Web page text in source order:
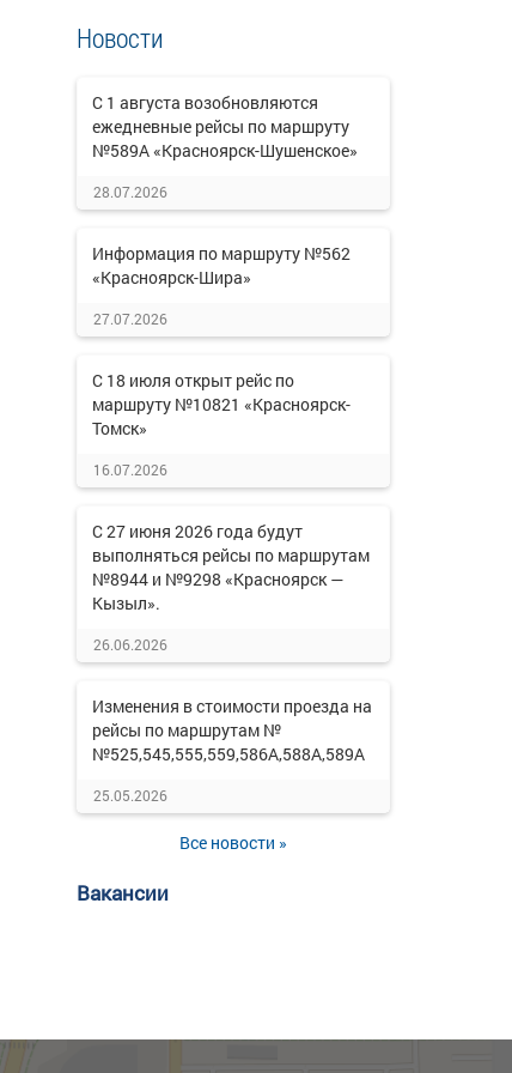
Новости
С 1 августа возобновляются
ежедневные рейсы по маршруту
№589А «Красноярск-Шушенское»
28.07.2026
Информация по маршруту №562
«Красноярск-Шира»
27.07.2026
С 18 июля открыт рейс по
маршруту №10821 «Красноярск-
Томск»
16.07.2026
С 27 июня 2026 года будут
выполняться рейсы по маршрутам
№8944 и №9298 «Красноярск —
Кызыл».
26.06.2026
Изменения в стоимости проезда на
рейсы по маршрутам №
№525,545,555,559,586А,588А,589А
25.05.2026
Все новости »
Вакансии